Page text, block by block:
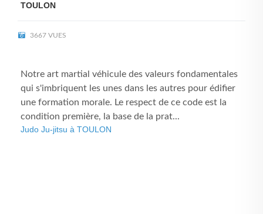
TOULON
3667 VUES
Notre art martial véhicule des valeurs fondamentales
qui s'imbriquent les unes dans les autres pour édifier
une formation morale. Le respect de ce code est la
condition première, la base de la prat...
Judo Ju-jitsu à TOULON